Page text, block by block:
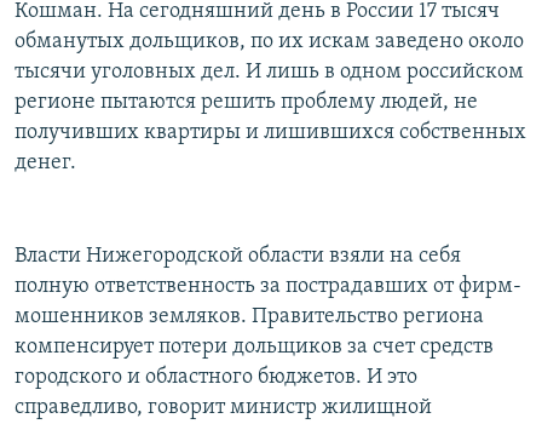
Кошман. На сегодняшний день в России 17 тысяч
обманутых дольщиков, по их искам заведено около
тысячи уголовных дел. И лишь в одном российском
регионе пытаются решить проблему людей, не
получивших квартиры и лишившихся собственных
денег.
Власти Нижегородской области взяли на себя
полную ответственность за пострадавших от фирм-
мошенников земляков. Правительство региона
компенсирует потери дольщиков за счет средств
городского и областного бюджетов. И это
справедливо, говорит министр жилищной